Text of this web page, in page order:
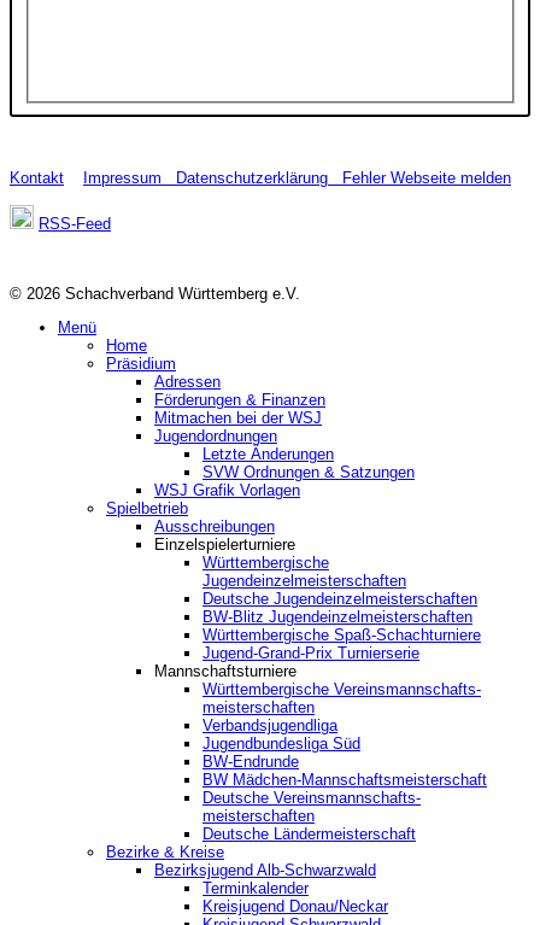
Kontakt Impressum Datenschutzerklärung Fehler Webseite melden
RSS-Feed
© 2026 Schachverband Württemberg e.V.
Menü
Home
Präsidium
Adressen
Förderungen & Finanzen
Mitmachen bei der WSJ
Jugendordnungen
Letzte Änderungen
SVW Ordnungen & Satzungen
WSJ Grafik Vorlagen
Spielbetrieb
Ausschreibungen
Einzelspielerturniere
Württembergische
Jugendeinzelmeisterschaften
Deutsche Jugendeinzelmeisterschaften
BW-Blitz Jugendeinzelmeisterschaften
Württembergische Spaß-Schachturniere
Jugend-Grand-Prix Turnierserie
Mannschaftsturniere
Württembergische Vereinsmannschafts-
meisterschaften
Verbandsjugendliga
Jugendbundesliga Süd
BW-Endrunde
BW Mädchen-Mannschaftsmeisterschaft
Deutsche Vereinsmannschafts-
meisterschaften
Deutsche Ländermeisterschaft
Bezirke & Kreise
Bezirksjugend Alb-Schwarzwald
Terminkalender
Kreisjugend Donau/Neckar